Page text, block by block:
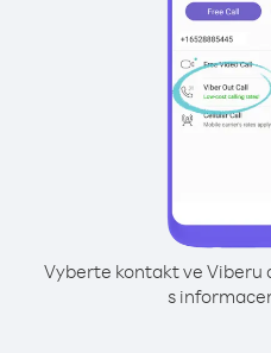
Vyberte kontakt ve Viberu
s